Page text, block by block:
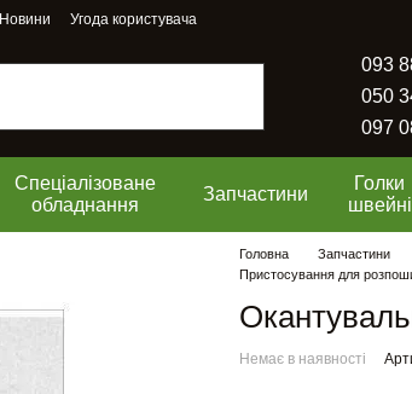
Новини Угода користувача
093
050
097
Спеціалізоване
обладнання
Запчастини
Голки
швейні
Головна Запчастини
Пристосування для
Немає в наявності